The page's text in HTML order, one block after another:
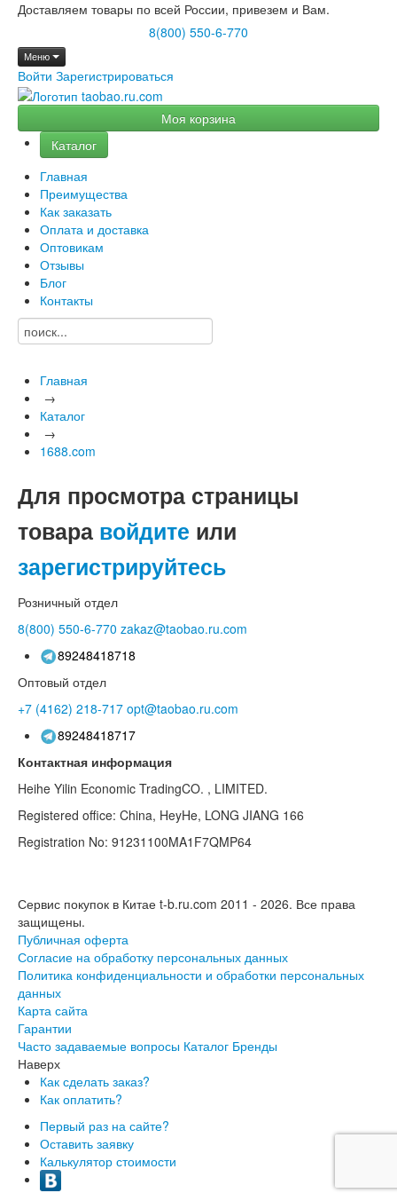
Доставляем товары по всей России, привезем и Вам.
8(800) 550-6-770
Меню
Войти Зарегистрироваться
Моя корзина
Каталог
Главная
Преимущества
Как заказать
Оплата и доставка
Оптовикам
Отзывы
Блог
Контакты
Главная
→
Каталог
→
1688.com
Для просмотра страницы
товара войдите или
зарегистрируйтесь
Розничный отдел
8(800) 550-6-770 zakaz@taobao.ru.com
89248418718
Оптовый отдел
+7 (4162) 218-717 opt@taobao.ru.com
89248418717
Контактная информация
Heihe Yilin Economic TradingCO. , LIMITED.
Registered office: China, HeyHe, LONG JIANG 166
Registration No: 91231100MA1F7QMP64
Сервис покупок в Китае t-b.ru.com 2011 - 2026. Все права
защищены.
Публичная оферта
Согласие на обработку персональных данных
Политика конфиденциальности и обработки персональных
данных
Карта сайта
Гарантии
Часто задаваемые вопросы Каталог Бренды
Наверх
Как сделать заказ?
Как оплатить?
Первый раз на сайте?
Оставить заявку
Калькулятор стоимости